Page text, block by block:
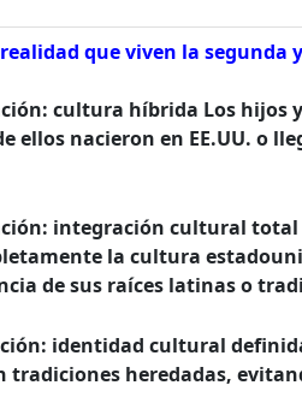
que viven la segunda
cultura híbrida Los
ellos nacieron en EE.UU. o
integración cultural
la cultura
de sus raíces latinas o
identidad cultural
heredadas,